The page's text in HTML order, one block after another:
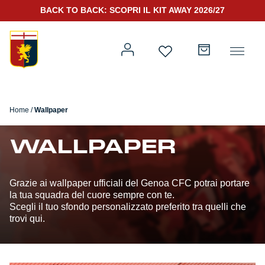
Prima squadra
Rappresentanza
Kit Gara 25/26
SCOPRI IL NUOVO KIT PORTIERE 2026/27
Home /Wallpaper
WALLPAPER
Grazie ai wallpaper ufficiali del Genoa CFC potrai portare
la tua squadra del cuore sempre con te.
Scegli il tuo sfondo personalizzato preferito tra quelli che
trovi qui.